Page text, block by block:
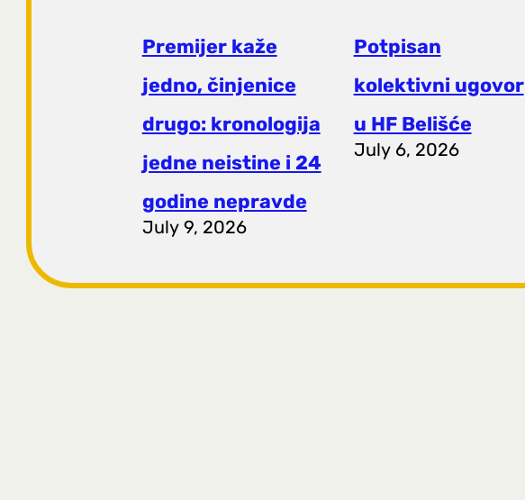
Premijer kaže
jedno, činjenice
drugo: kronologija
jedne neistine i 24
godine nepravde
July 9, 2026
Potpisan
kolektivni ugovor
u HF Belišće
July 6, 2026